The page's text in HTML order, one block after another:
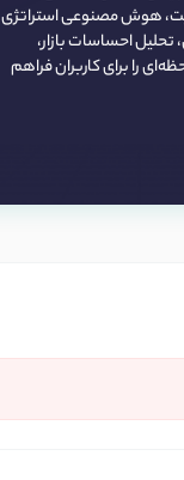
هوش مصنوعی استراتژی
احساسات بازار،
را برای کاربران فراهم